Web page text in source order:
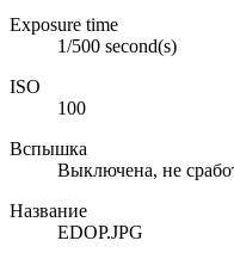
Exposure time
1/500 second(s)
ISO
100
Вспышка
Выключена, не
Название
EDOP.JPG